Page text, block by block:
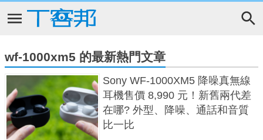
wf-1000xm5 的最新熱門文章
Sony WF-1000XM5 降噪真無線
耳機售價 8,990 元！新舊兩代差
在哪? 外型、降噪、通話和音質
比一比